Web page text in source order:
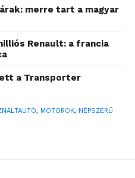
kicsit árnyaltabb az
GS , aSuzuki DL 650
említett BMW
merre tart a magyar
Renault: a francia
a Transporter
, MOTOROK, NÉPSZERŰ